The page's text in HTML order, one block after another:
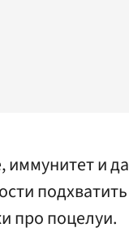
и
про поцелуи.